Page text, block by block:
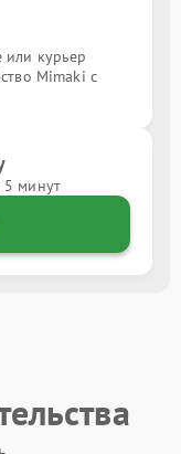
курьер
Mimaki с
5 минут